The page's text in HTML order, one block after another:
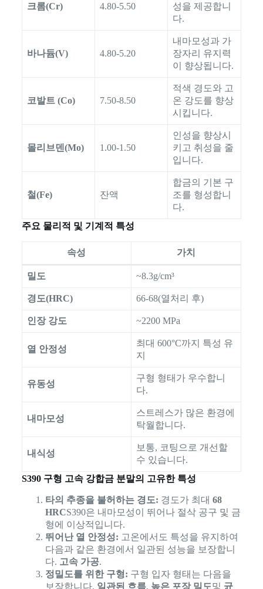
크롬(Cr) 4.80-5.50
성을 제공합니
다.
바나듐(V) 4.80-5.20
내마모성과 가
장자리 유지력
이 향상됩니다.
코발트 (Co) 7.50-8.50
적색 경도와 고
온 강도를 향상
시킵니다.
몰리브덴(Mo) 1.00-1.50
인성을 향상시
키고 취성을 줄
입니다.
철(Fe) 잔액
합금의 기본 구
조를 형성합니
다.
주요 물리적 및 기계적 특성
속성 가치
밀도 ~8.3g/cm³
경도(HRC) 66-68(열처리 후)
인장 강도 ~2200 MPa
열 안정성
최대 600°C까지 특성 유
지
유동성
구형 형태가 우수합니
다.
내마모성
스트레스가 많은 환경에
탁월합니다.
내식성
보통, 코팅으로 개선할
수 있습니다.
S390 구형 고속 강합금 분말의 고유한 특성
타의 추종을 불허하는 경도: 경도가 최대 68
HRCS390은 내마모성이 뛰어나 절삭 공구 및 금
형에 이상적입니다.
뛰어난 열 안정성: 고온에서도 특성을 유지하여
다음과 같은 환경에서 일관된 성능을 보장합니
다. 고속 가공.
정밀도를 위한 구형: 구형 입자 형태는 다음을
보장합니다. 일관된 흐름, 높은 포장 밀도및 균